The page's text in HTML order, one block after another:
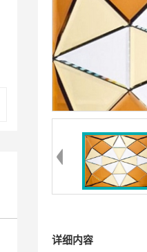
详细内容